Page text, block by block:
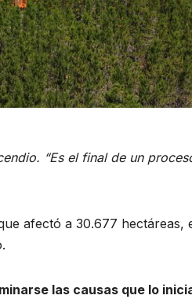
“Es el final de un
afectó a 30.677 hectáreas,
las causas que lo